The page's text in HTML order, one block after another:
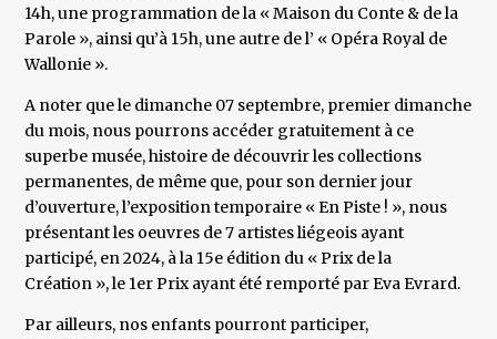
14h, une programmation de la « Maison du Conte & de la
Parole », ainsi qu’à 15h, une autre de l’ « Opéra Royal de
Wallonie ».
A noter que le dimanche 07 septembre, premier dimanche
du mois, nous pourrons accéder gratuitement à ce
superbe musée, histoire de découvrir les collections
permanentes, de même que, pour son dernier jour
d’ouverture, l’exposition temporaire « En Piste ! », nous
présentant les oeuvres de 7 artistes liégeois ayant
participé, en 2024, à la 15e édition du « Prix de la
Création », le 1er Prix ayant été remporté par Eva Evrard.
Par ailleurs, nos enfants pourront participer,